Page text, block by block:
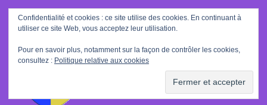
Rechercher
:
Confidentialité et cookies : ce site utilise des cookies. En continuant à
utiliser ce site Web, vous acceptez leur utilisation.
Pour en savoir plus, notamment sur la façon de contrôler les cookies,
consultez : Politique relative aux cookies